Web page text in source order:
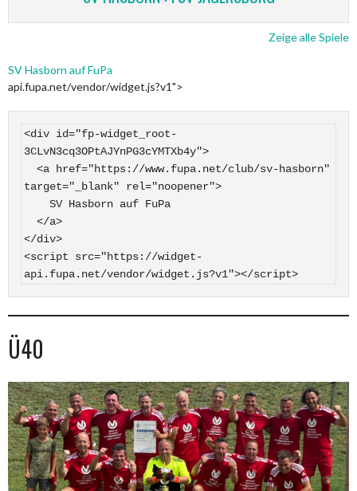
Zeige alle Spiele
SV Hasborn auf FuPa
api.fupa.net/vendor/widget.js?v1">
<div id="fp-widget_root-
3CLvN3cq3OPtAJYnPG3cYMTXb4y">
target="_blank" rel="noopener">
</div>
<script src="https://widget-
api.fupa.net/vendor/widget.js?v1"></script>
Ü40